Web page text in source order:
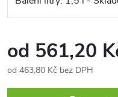
od 561,20
od 463,80 Kč bez DPH